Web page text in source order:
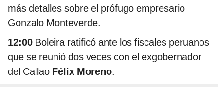
más detalles sobre el prófugo empresario
Gonzalo Monteverde.
12:00 Boleira ratificó ante los fiscales peruanos
que se reunió dos veces con el exgobernador
del Callao Félix Moreno.